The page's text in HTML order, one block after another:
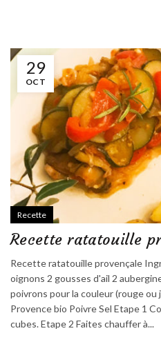
29
OCT
Recette
Recette ratatouille
Recette ratatouille provençale
oignons 2 gousses d'ail 2
poivrons pour la couleur (rouge ou
Provence bio Poivre Sel Etape 1
cubes. Etape 2 Faites chauffer à...